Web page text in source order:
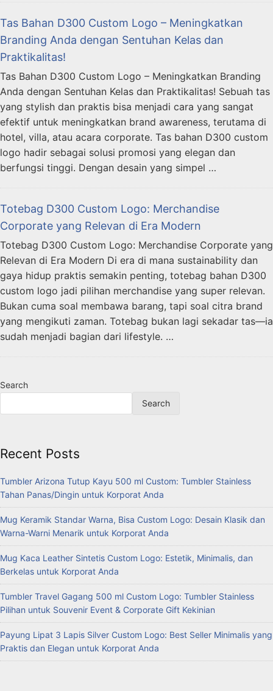
Tas Bahan D300 Custom Logo – Meningkatkan
Branding Anda dengan Sentuhan Kelas dan
Praktikalitas!
Tas Bahan D300 Custom Logo – Meningkatkan Branding
Anda dengan Sentuhan Kelas dan Praktikalitas! Sebuah tas
yang stylish dan praktis bisa menjadi cara yang sangat
efektif untuk meningkatkan brand awareness, terutama di
hotel, villa, atau acara corporate. Tas bahan D300 custom
logo hadir sebagai solusi promosi yang elegan dan
berfungsi tinggi. Dengan desain yang simpel …
Totebag D300 Custom Logo: Merchandise
Corporate yang Relevan di Era Modern
Totebag D300 Custom Logo: Merchandise Corporate yang
Relevan di Era Modern Di era di mana sustainability dan
gaya hidup praktis semakin penting, totebag bahan D300
custom logo jadi pilihan merchandise yang super relevan.
Bukan cuma soal membawa barang, tapi soal citra brand
yang mengikuti zaman. Totebag bukan lagi sekadar tas—ia
sudah menjadi bagian dari lifestyle. …
Search
Search
Recent Posts
Tumbler Arizona Tutup Kayu 500 ml Custom: Tumbler Stainless
Tahan Panas/Dingin untuk Korporat Anda
Mug Keramik Standar Warna, Bisa Custom Logo: Desain Klasik dan
Warna-Warni Menarik untuk Korporat Anda
Mug Kaca Leather Sintetis Custom Logo: Estetik, Minimalis, dan
Berkelas untuk Korporat Anda
Tumbler Travel Gagang 500 ml Custom Logo: Tumbler Stainless
Pilihan untuk Souvenir Event & Corporate Gift Kekinian
Payung Lipat 3 Lapis Silver Custom Logo: Best Seller Minimalis yang
Praktis dan Elegan untuk Korporat Anda